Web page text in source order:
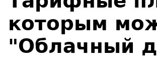
которым
"Облачный